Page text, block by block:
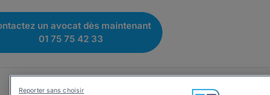
un avocat dès maintenant
01 75 75 42 33
Reporter sans choisir